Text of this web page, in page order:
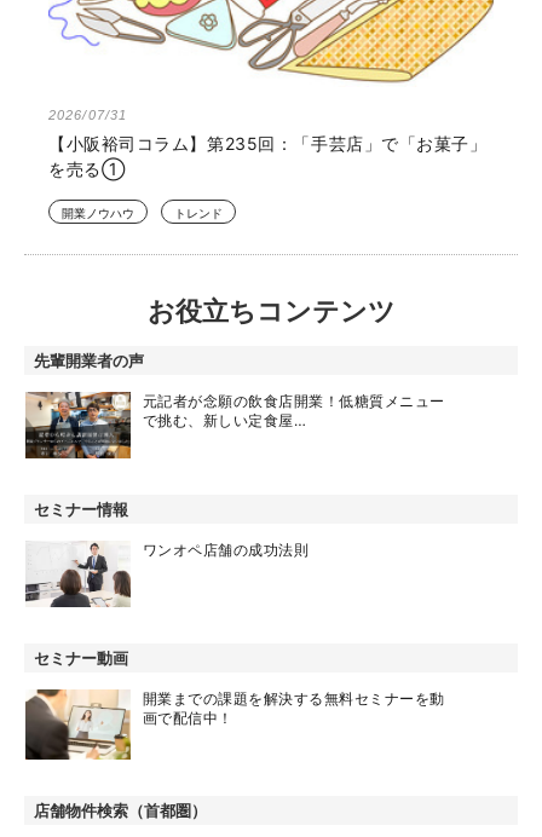
2026/07/31
【小阪裕司コラム】第235回：「手芸店」で「お菓子」
を売る①
開業ノウハウ トレンド
お役立ちコンテンツ
先輩開業者の声
元記者が念願の飲食店開業！低糖質メニュー
で挑む、新しい定食屋…
セミナー情報
ワンオペ店舗の成功法則
セミナー動画
開業までの課題を解決する無料セミナーを動
画で配信中！
店舗物件検索（首都圏）